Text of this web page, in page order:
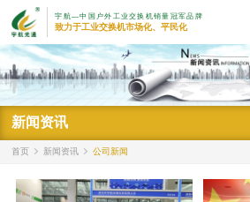
宇航—中国户外工业交换机销量冠军品牌
致力于工业交换机市场化、平民化
新闻资讯
首页 新闻资讯 公司新闻